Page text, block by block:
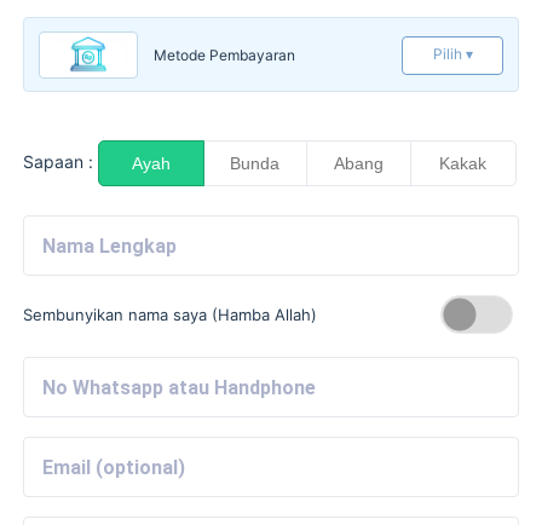
Metode Pembayaran Pilih ▾
Sapaan : Ayah Bunda Abang Kakak
Sembunyikan nama saya (Hamba Allah)